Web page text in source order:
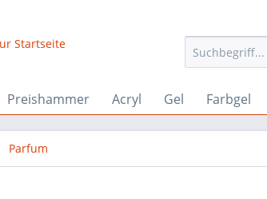
Preishammer Acryl Gel Farbgel
Parfum